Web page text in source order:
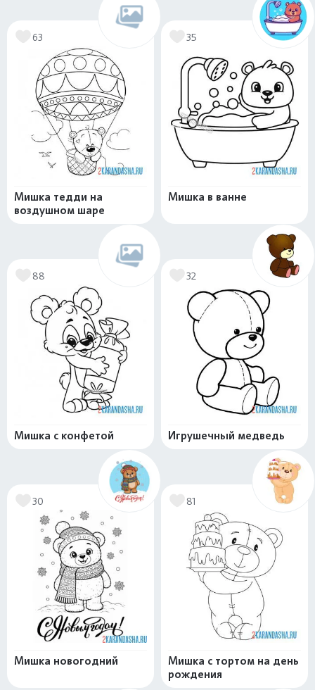
63
Мишка тедди на
воздушном шаре
35
Мишка в ванне
88
Мишка с конфетой
32
Игрушечный медведь
30
Мишка новогодний
81
Мишка с тортом на день
рождения